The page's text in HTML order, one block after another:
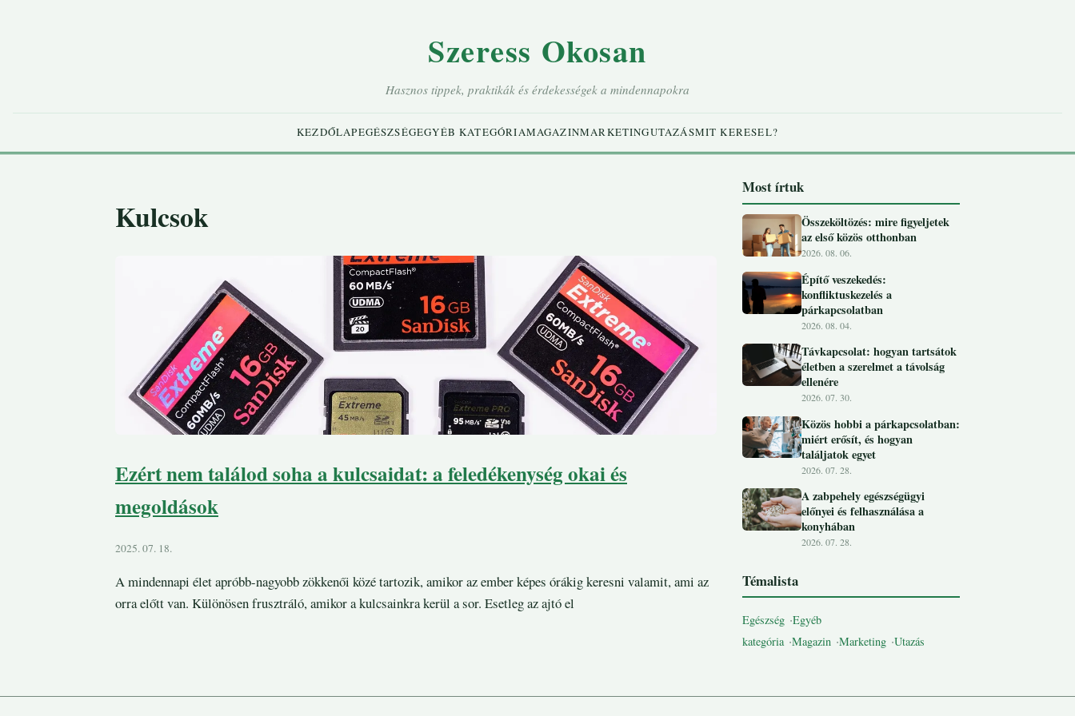
Szeress Okosan
Hasznos tippek, praktikák és érdekességek a mindennapokra
KEZDŐLAPEGÉSZSÉGEGYÉB KATEGÓRIAMAGAZINMARKETINGUTAZÁSMIT KERESEL?
Kulcsok
Ezért nem találod soha a kulcsaidat: a feledékenység okai és
megoldások
2025. 07. 18.
A mindennapi élet apróbb-nagyobb zökkenői közé tartozik, amikor az ember képes órákig keresni valamit, ami az
orra előtt van. Különösen frusztráló, amikor a kulcsainkra kerül a sor. Esetleg az ajtó el
Most írtuk
Összeköltözés: mire figyeljetek
az első közös otthonban
2026. 08. 06.
Építő veszekedés:
konfliktuskezelés a
párkapcsolatban
2026. 08. 04.
Távkapcsolat: hogyan tartsátok
életben a szerelmet a távolság
ellenére
2026. 07. 30.
Közös hobbi a párkapcsolatban:
miért erősít, és hogyan
találjatok egyet
2026. 07. 28.
A zabpehely egészségügyi
előnyei és felhasználása a
konyhában
2026. 07. 28.
Témalista
Egészség Egyéb
kategória Magazin Marketing Utazás